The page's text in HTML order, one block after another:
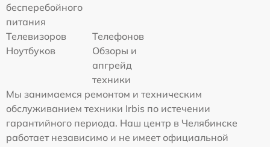
бесперебойного
питания
Телевизоров
Телефонов
Ноутбуков
Обзоры и
апгрейд
техники
Мы занимаемся ремонтом и техническим
обслуживанием техники Irbis по истечении
гарантийного периода. Наш центр в Челябинске
работает независимо и не имеет официальной